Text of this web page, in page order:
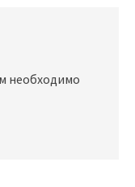
необходимо